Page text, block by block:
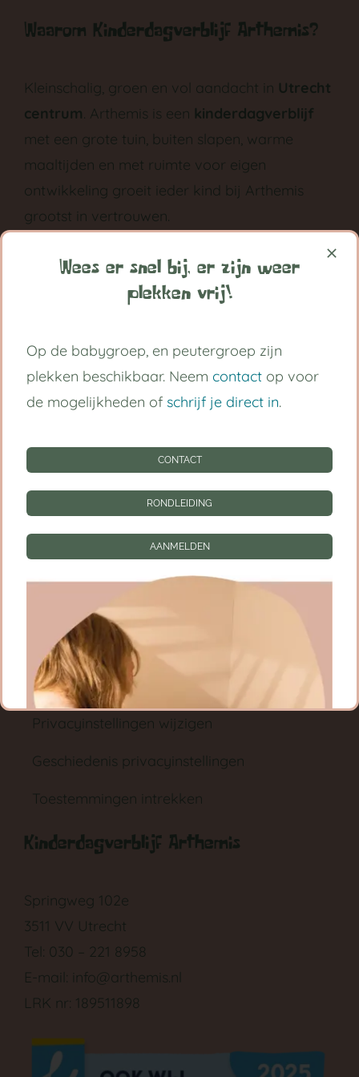
Waarom Kinderdagverblijf Arthemis?
Kleinschalig, groen en vol aandacht in Utrecht
centrum. Arthemis is een kinderdagverblijf
met een grote tuin, buiten slapen, warme
maaltijden en met ruimte voor eigen
ontwikkeling groeit ieder kind bij Arthemis
grootst in vertrouwen.
Volg ons op:
Handige links
Kinderdagverblijf Utrecht Centrum
RONDLEIDING
AANMELDEN
Privacy instellingen
Privacyinstellingen wijzigen
Geschiedenis privacyinstellingen
Toestemmingen intrekken
Kinderdagverblijf Arthemis
Springweg 102e
3511 VV Utrecht
Tel: 030 – 221 8958
E-mail: info@arthemis.nl
LRK nr: 189511898
Wees er snel bij, er zijn weer
plekken vrij!
Op de babygroep, en peutergroep zijn
plekken beschikbaar. Neem contact op voor
de mogelijkheden of schrijf je direct in.
CONTACT
RONDLEIDING
AANMELDEN
GA NAAR DE BABYGROEP